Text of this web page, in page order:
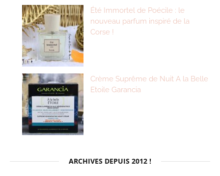
Été Immortel de Poécile : le
nouveau parfum inspiré de la
Corse !
Crème Suprême de Nuit A la Belle
Etoile Garancia
ARCHIVES DEPUIS 2012 !